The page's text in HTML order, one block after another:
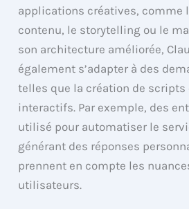
applications créatives, comme
contenu, le storytelling ou le
son architecture améliorée,
également s’adapter à des
telles que la création de scripts
interactifs. Par exemple, des
utilisé pour automatiser le
générant des réponses
prennent en compte les
utilisateurs.